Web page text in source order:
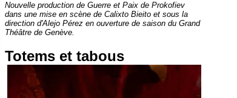
Nouvelle production de Guerre et Paix de Prokofiev
dans une mise en scène de Calixto Bieito et sous la
direction d'Alejo Pérez en ouverture de saison du Grand
Théâtre de Genève.
Totems et tabous